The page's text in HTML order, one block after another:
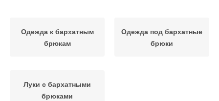
Одежда к бархатным
брюкам
Одежда под бархатные
брюки
Луки с бархатными
брюками